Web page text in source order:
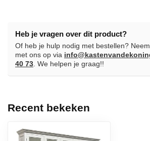
Heb je vragen over dit product?
Of heb je hulp nodig met bestellen?
met ons op via
40 73. We helpen je graag!!
Recent bekeken